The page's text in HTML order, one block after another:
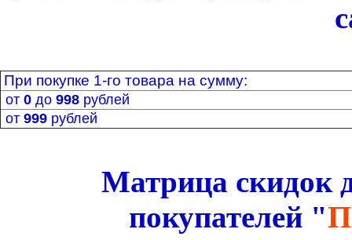
При покупке 1-го товара на сумму:
от 0 до 998 рублей
от 999 рублей
Матрица скидок
покупателей "